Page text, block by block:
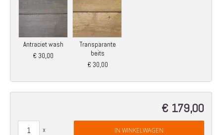
Antraciet wash
€ 30,00
Transparante
beits
€ 30,00
€ 179,00
IN WINKELWAGEN